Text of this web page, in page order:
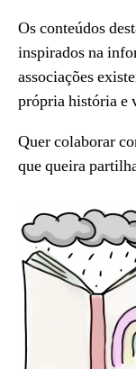
Os conteúdos
inspirados na
associações
própria história e
Quer colaborar
que queira